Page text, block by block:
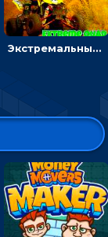
Экстремальные пазлы с квадроциклами: собирать крутые тачки